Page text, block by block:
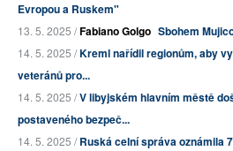
Evropou a Ruskem"
13. 5. 2025 /Fabiano Golgo Sbohem
14. 5. 2025 /Kreml nařídil regionům, aby
veteránů pro...
14. 5. 2025 /V libyjském hlavním městě
postaveného bezpeč...
14. 5. 2025 /Ruská celní správa oznámila